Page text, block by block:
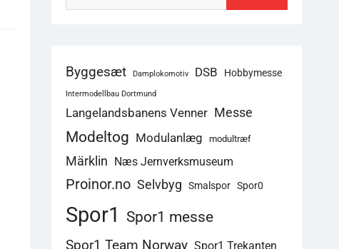
Byggesæt Damplokomotiv DSB Hobbymesse
Intermodellbau Dortmund
Langelandsbanens Venner Messe
Modeltog Modulanlæg modultræf
Märklin Næs Jernverksmuseum
Proinor.no Selvbyg Smalspor Spor0
Spor1 Spor1 messe
Spor1 Team Norway Spor1 Trekanten